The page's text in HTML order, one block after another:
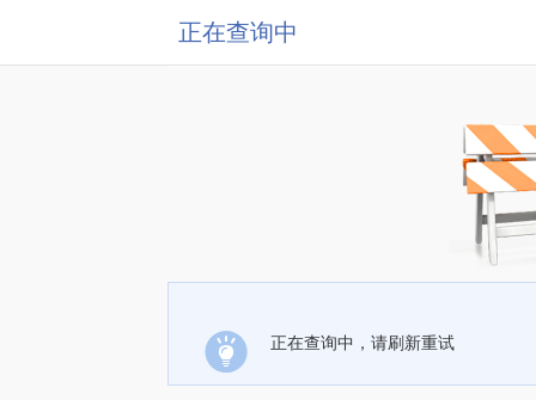
正在查询中
正在查询中，请刷新重试